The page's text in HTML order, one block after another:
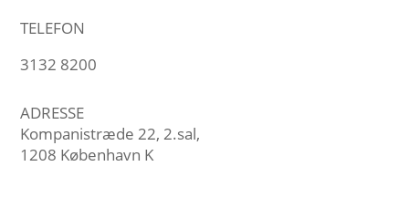
TELEFON
3132 8200
ADRESSE
Kompanistræde 22, 2.sal,
1208 København K